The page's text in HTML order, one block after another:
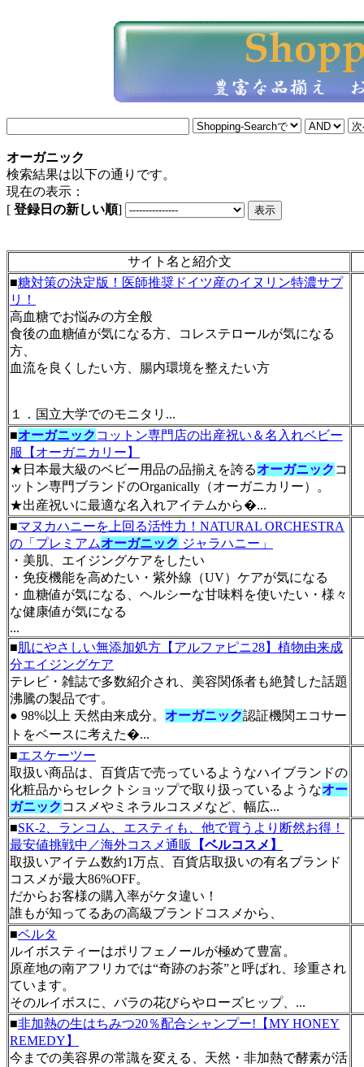
オーガニック
検索結果は以下の通りです。
現在の表示：
[ 登録日の新しい順]
サイト名と紹介文
■糖対策の決定版！医師推奨ドイツ産のイヌリン特濃サプ
リ！
高血糖でお悩みの方全般
食後の血糖値が気になる方、コレステロールが気になる
方、
血流を良くしたい方、腸内環境を整えたい方
１．国立大学でのモニタリ...
■オーガニック コットン専門店の出産祝い＆名入れベビー
服【オーガニカリー】
★日本最大級のベビー用品の品揃えを誇るオーガニック コ
ットン専門ブランドのOrganically（オーガニカリー）。
★出産祝いに最適な名入れアイテムから�...
■マヌカハニーを上回る活性力！NATURAL ORCHESTRA
の「プレミアムオーガニック ジャラハニー」
・美肌、エイジングケアをしたい
・免疫機能を高めたい・紫外線（UV）ケアが気になる
・血糖値が気になる、ヘルシーな甘味料を使いたい・様々
な健康値が気になる
...
■肌にやさしい無添加処方【アルファピニ28】植物由来成
分エイジングケア
テレビ・雑誌で多数紹介され、美容関係者も絶賛した話題
沸騰の製品です。
● 98%以上 天然由来成分。 オーガニック認証機関エコサー
トをベースに考えた�...
■エスケーツー
取扱い商品は、百貨店で売っているようなハイブランドの
化粧品からセレクトショップで取り扱っているようなオー
ガニック コスメやミネラルコスメなど、幅広...
■SK-2、ランコム、エスティも、他で買うより断然お得！
最安値挑戦中／海外コスメ通販
【ベルコスメ】
取扱いアイテム数約1万点、百貨店取扱いの有名ブランド
コスメが最大86%OFF。
だからお客様の購入率がケタ違い！
誰もが知ってるあの高級ブランドコスメから、
■ベルタ
ルイボスティーはポリフェノールが極めて豊富。
原産地の南アフリカでは“奇跡のお茶”と呼ばれ、珍重され
ています。
そのルイボスに、バラの花びらやローズヒップ、...
■非加熱の生はちみつ20％配合シャンプー!【MY HONEY
REMEDY】
今までの美容界の常識を変える、天然・非加熱で酵素が活